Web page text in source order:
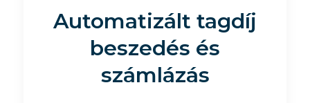
Automatizált tagdíj
beszedés és
számlázás